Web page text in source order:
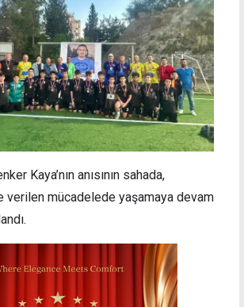
Kaya’nın anısının sahada,
verilen mücadelede yaşamaya devam